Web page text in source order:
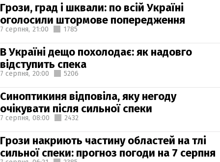
Грози, град і шквали: по всій Україні
оголосили штормове попередження
7 серпня, 21:00 1785
В Україні дещо похолодає: як надовго
відступить спека
7 серпня, 20:00 5206
Синоптикиня відповіла, яку негоду
очікувати після сильної спеки
7 серпня, 08:00 2432
Грози накриють частину областей на тлі
сильної спеки: прогноз погоди на 7 серпня